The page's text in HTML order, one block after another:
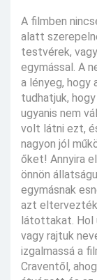
A filmben
alatt
testvérek,
egymással. A
a lényeg, hogy
tudhatjuk,
ugyanis nem
volt látni ezt,
nagyon jól
őket! Annyira
önnön
egymásnak
azt
látottakat. Hol
vagy rajtuk
izgalmassá a
Craventől,